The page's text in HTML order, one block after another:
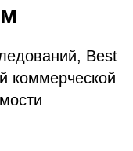
Best
коммерческой